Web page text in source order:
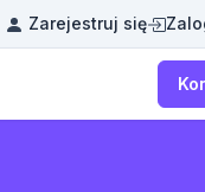
Zarejestruj się